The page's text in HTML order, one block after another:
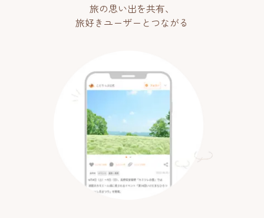
旅の思い出を共有、
旅好きユーザーとつながる